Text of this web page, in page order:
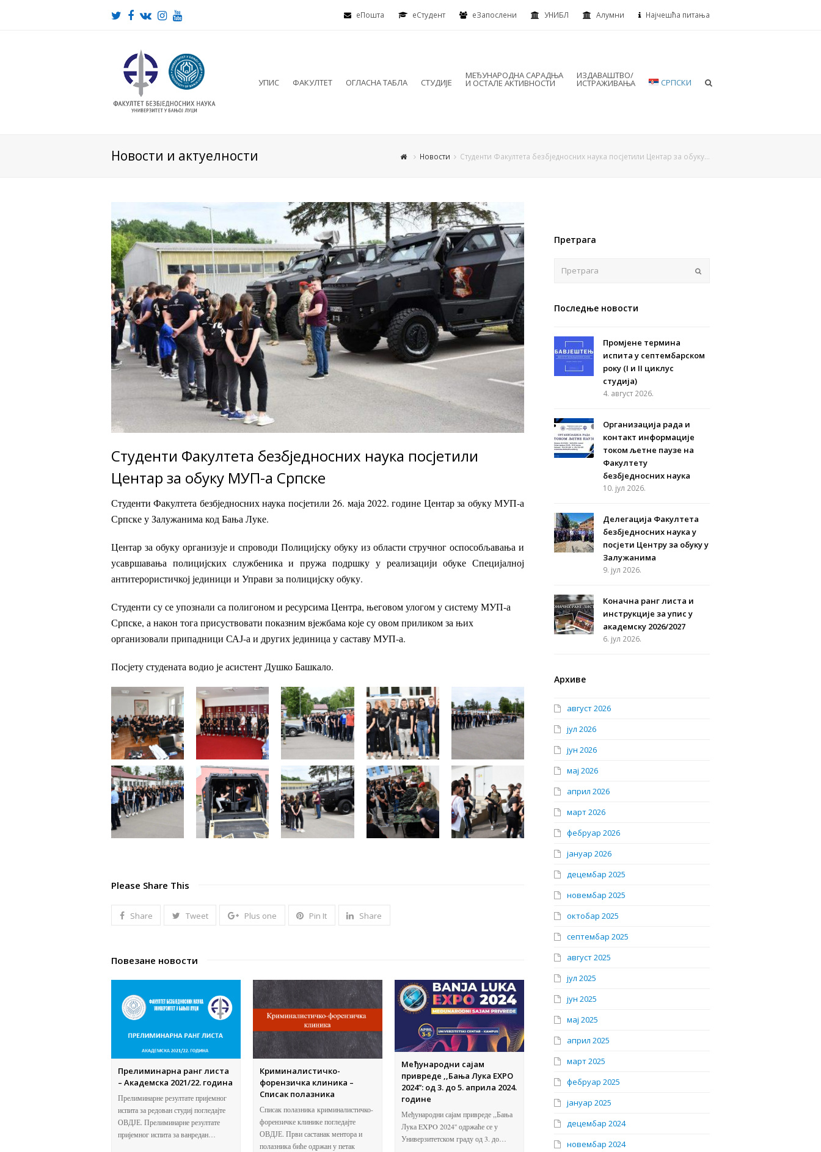
еПошта eСтудент еЗапослени УНИБЛ Алумни Најчешћа питања
Twitter
Facebook
VKInstagram
Youtube
УПИС ФАКУЛТЕТ ОГЛАСНА ТАБЛА СТУДИЈЕ
МЕЂУНАРОДНА САРАДЊА
И ОСТАЛЕ АКТИВНОСТИ
ИЗДАВАШТВО/
ИСТРАЖИВАЊА СРПСКИ
Новости и актуелности Новости Студенти Факултета безбједносних наука посјетили Центар за обуку…
Студенти Факултета безбједносних наука посјетили
Центар за обуку МУП-а Српске
Студенти Факултета безбједносних наука посјетили 26. маја 2022. године Центар за обуку МУП-а
Српске у Залужанима код Бања Луке.
Центар за обуку организује и спроводи Полицијску обуку из области стручног оспособљавања и
усавршавања полицијских службеника и пружа подршку у реализацији обуке Специјалној
антитерористичкој јединици и Управи за полицијску обуку.
Студенти су се упознали са полигоном и ресурсима Центра, његовом улогом у систему МУП-а
Српске, а након тога присуствовати показним вјежбама које су овом приликом за њих
организовали припадници САЈ-а и других јединица у саставу МУП-а.
Посјету студената водио је асистент Душко Башкало.
Please Share This
Share Tweet Plus one Pin It Share
Повезане новости
Прелиминарна ранг листа
– Академска 2021/22. година
Прелиминарне резултате пријемног
испита за редован студиј погледајте
ОВДЈЕ. Прелиминарне резултате
пријемног испита за ванредан…
Криминалистичко-
форензичка клиника –
Списак полазника
Списак полазника криминалистичко-
форензичке клинике погледајте
ОВДЈЕ. Први састанак ментора и
полазника биће одржан у петак
Међународни сајам
привреде ,,Бања Лука EXPO
2024”: од 3. до 5. априла 2024.
године
Међународни сајам привреде ,,Бања
Лука EXPO 2024'' одржаће се у
Универзитетском граду од 3. до…
Претрага
Последње новости
Промјене термина
испита у септембарском
року (I и II циклус
студија)
4. август 2026.
Организација рада и
контакт информације
током љетне паузе на
Факултету
безбједносних наука
10. јул 2026.
Делегација Факултета
безбједносних наука у
посјети Центру за обуку у
Залужанима
9. јул 2026.
Коначна ранг листа и
инструкције за упис у
академску 2026/2027
6. јул 2026.
Архиве
август 2026
јул 2026
јун 2026
мај 2026
април 2026
март 2026
фебруар 2026
јануар 2026
децембар 2025
новембар 2025
октобар 2025
септембар 2025
август 2025
јул 2025
јун 2025
мај 2025
април 2025
март 2025
фебруар 2025
јануар 2025
децембар 2024
новембар 2024